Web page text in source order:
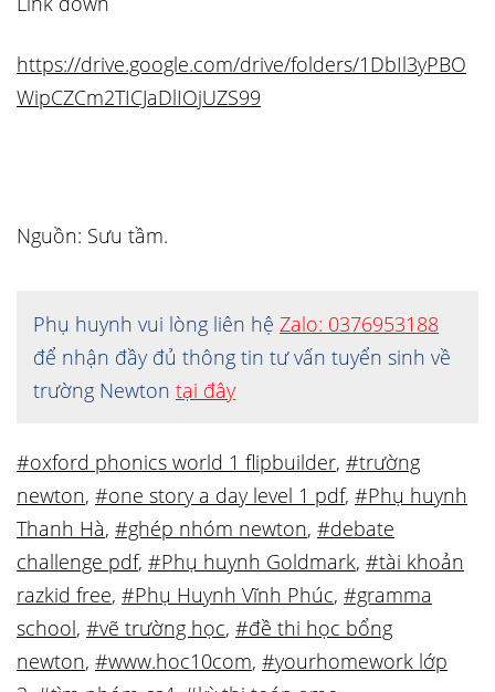
https://drive.google.com/drive/folders/1DbIl3yPBO
WipCZCm2TICJaDlIOjUZS99
Nguồn: Sưu tầm.
Phụ huynh vui lòng liên hệ Zalo: 0376953188
để nhận đầy đủ thông tin tư vấn tuyển sinh về
trường Newton tại đây
#oxford phonics world 1 flipbuilder, #trường
newton, #one story a day level 1 pdf, #Phụ huynh
Thanh Hà, #ghép nhóm newton, #debate
challenge pdf, #Phụ huynh Goldmark, #tài khoản
razkid free, #Phụ Huynh Vĩnh Phúc, #gramma
school, #vẽ trường học, #đề thi học bổng
newton, #www.hoc10com, #yourhomework lớp